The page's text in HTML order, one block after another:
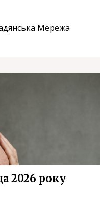
Мережа
2026 року